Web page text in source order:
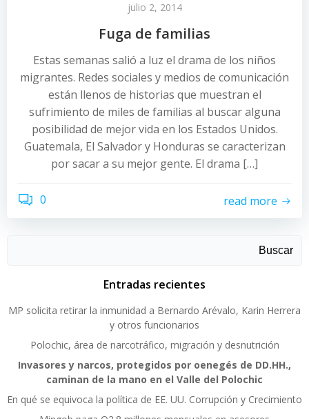
julio 2, 2014
Fuga de familias
Estas semanas salió a luz el drama de los niños
migrantes. Redes sociales y medios de comunicación
están llenos de historias que muestran el
sufrimiento de miles de familias al buscar alguna
posibilidad de mejor vida en los Estados Unidos.
Guatemala, El Salvador y Honduras se caracterizan
por sacar a su mejor gente. El drama […]
0 read more
Buscar
Entradas recientes
MP solicita retirar la inmunidad a Bernardo Arévalo, Karin Herrera
y otros funcionarios
Polochic, área de narcotráfico, migración y desnutrición
Invasores y narcos, protegidos por oenegés de DD.HH.,
caminan de la mano en el Valle del Polochic
En qué se equivoca la política de EE. UU. Corrupción y Crecimiento